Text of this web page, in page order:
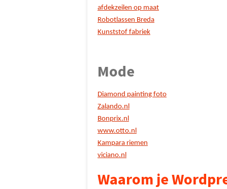
afdekzeilen op maat
Robotlassen Breda
Kunststof fabriek
Mode
Diamond painting foto
Zalando.nl
Bonprix.nl
www.otto.nl
Kampara riemen
viciano.nl
Waarom je